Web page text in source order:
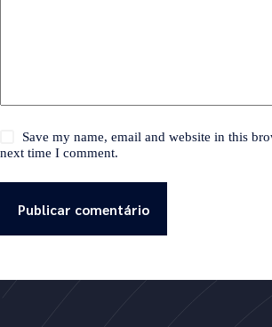
Save my name, email and website in this
next time I comment.
Publicar comentário